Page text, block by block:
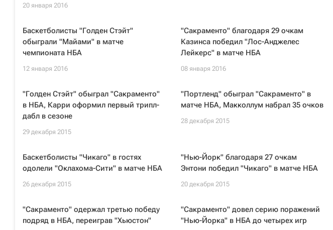
20 января 2016
Баскетболисты "Голден Стэйт"
обыграли "Майами" в матче
чемпионата НБА
12 января 2016
"Сакраменто" благодаря 29 очкам
Казинса победил "Лос-Анджелес
Лейкерс" в матче НБА
08 января 2016
"Голден Стэйт" обыграл "Сакраменто"
в НБА, Карри оформил первый трипл-
дабл в сезоне
29 декабря 2015
"Портленд" обыграл "Сакраменто" в
матче НБА, Макколлум набрал 35 очков
28 декабря 2015
Баскетболисты "Чикаго" в гостях
одолели "Оклахома-Сити" в матче НБА
26 декабря 2015
"Нью-Йорк" благодаря 27 очкам
Энтони победил "Чикаго" в матче НБА
20 декабря 2015
"Сакраменто" одержал третью победу
подряд в НБА, переиграв "Хьюстон"
"Сакраменто" довел серию поражений
"Нью-Йорка" в НБА до четырех игр